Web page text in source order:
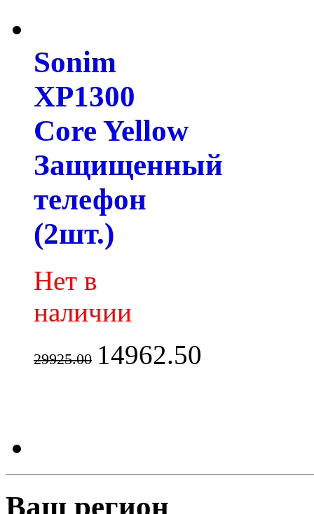
Sonim
XP1300
Core Yellow
Защищенный
телефон
(2шт.)
Нет в
наличии
29925.00 14962.50
Ваш регион